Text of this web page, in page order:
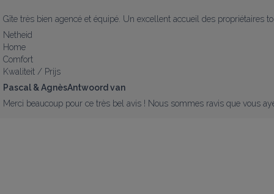
Gîte très bien agencé et équipé. Un excellent accueil des propriétaires
Netheid
Home
Comfort
Kwaliteit / Prijs
Pascal & AgnèsAntwoord van
Merci beaucoup pour ce très bel avis ! Nous sommes ravis que vous